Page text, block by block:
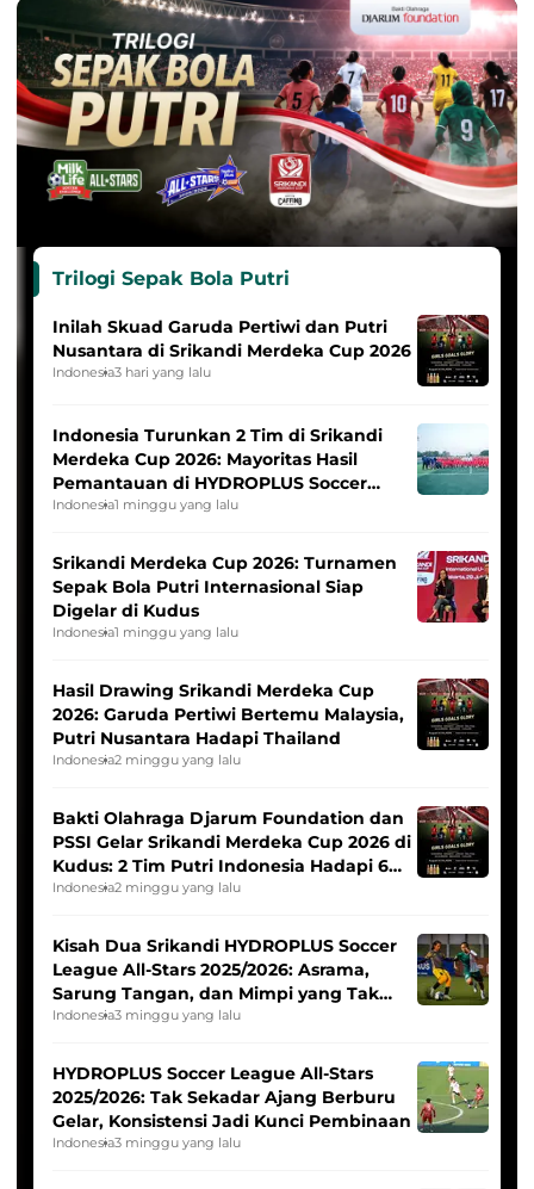
Trilogi Sepak Bola Putri
Inilah Skuad Garuda Pertiwi dan Putri
Nusantara di Srikandi Merdeka Cup 2026
Indonesia3 hari yang lalu
Indonesia Turunkan 2 Tim di Srikandi
Merdeka Cup 2026: Mayoritas Hasil
Pemantauan di HYDROPLUS Soccer
League
Indonesia1 minggu yang lalu
Srikandi Merdeka Cup 2026: Turnamen
Sepak Bola Putri Internasional Siap
Digelar di Kudus
Indonesia1 minggu yang lalu
Hasil Drawing Srikandi Merdeka Cup
2026: Garuda Pertiwi Bertemu Malaysia,
Putri Nusantara Hadapi Thailand
Indonesia2 minggu yang lalu
Bakti Olahraga Djarum Foundation dan
PSSI Gelar Srikandi Merdeka Cup 2026 di
Kudus: 2 Tim Putri Indonesia Hadapi 6
Tim Asia
Indonesia2 minggu yang lalu
Kisah Dua Srikandi HYDROPLUS Soccer
League All-Stars 2025/2026: Asrama,
Sarung Tangan, dan Mimpi yang Tak
Pernah Padam
Indonesia3 minggu yang lalu
HYDROPLUS Soccer League All-Stars
2025/2026: Tak Sekadar Ajang Berburu
Gelar, Konsistensi Jadi Kunci Pembinaan
Indonesia3 minggu yang lalu